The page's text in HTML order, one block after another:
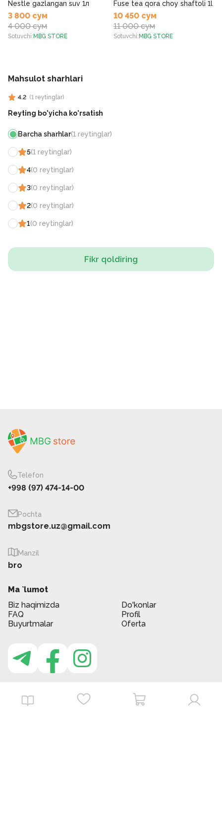
Nestle gazlangan suv 1л
3 800 сум
4 000 сум
Sotuvchi: MBG STORE
Fuse tea qora choy shaftoli 1l
10 450 сум
11 000 сум
Sotuvchi: MBG STORE
Mahsulot sharhlari
4.2 (1 reytinglar)
Reyting bo'yicha ko'rsatish
Barcha sharhlar(1 reytinglar)
5(1 reytinglar)
4(0 reytinglar)
3(0 reytinglar)
2(0 reytinglar)
1(0 reytinglar)
Fikr qoldiring
Telefon
+998 (97) 474-14-00
Pochta
mbgstore.uz@gmail.com
Manzil
bro
Ma `lumot
Biz haqimizda
Do'konlar
FAQ
Profil
Buyurtmalar
Oferta
MBG do'kon ilovasi